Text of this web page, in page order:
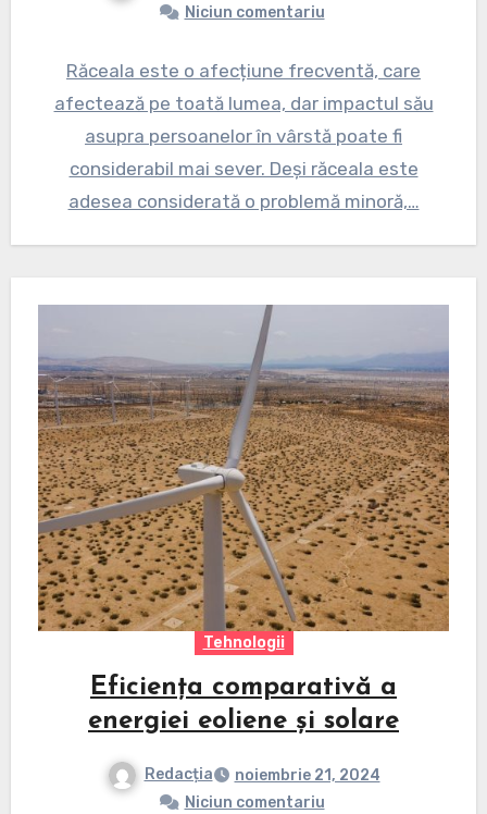
Niciun comentariu
Răceala este o afecțiune frecventă, care
afectează pe toată lumea, dar impactul său
asupra persoanelor în vârstă poate fi
considerabil mai sever. Deși răceala este
adesea considerată o problemă minoră,…
Tehnologii
Eficiența comparativă a
energiei eoliene și solare
Redacția
noiembrie 21, 2024
Niciun comentariu